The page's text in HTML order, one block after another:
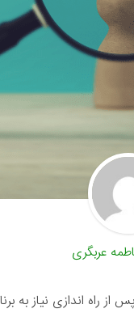
عربگری
راه اندازی نیاز به